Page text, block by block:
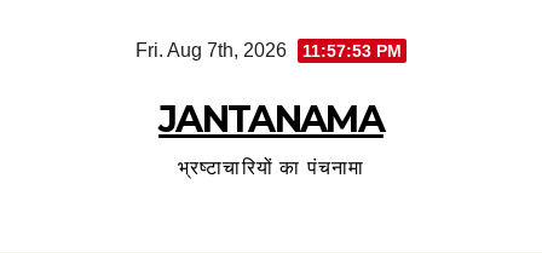
Fri. Aug 7th, 2026 11:57:54 PM
JANTANAMA
भ्रष्टाचारियों का पंचनामा